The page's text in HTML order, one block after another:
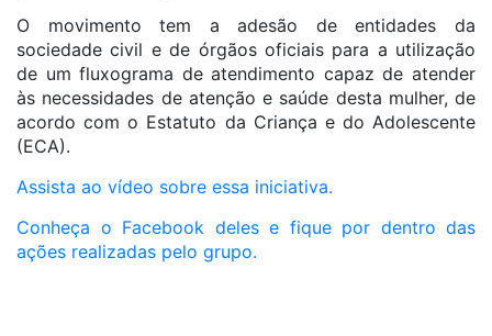
O movimento tem a adesão de entidades da
sociedade civil e de órgãos oficiais para a utilização
de um fluxograma de atendimento capaz de atender
às necessidades de atenção e saúde desta mulher, de
acordo com o Estatuto da Criança e do Adolescente
(ECA).
Assista ao vídeo sobre essa iniciativa.
Conheça o Facebook deles e fique por dentro das
ações realizadas pelo grupo.